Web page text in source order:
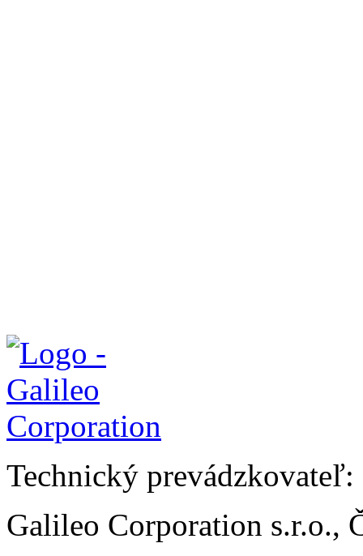
Technický prevádzkovateľ:
Galileo Corporation s.r.o.,